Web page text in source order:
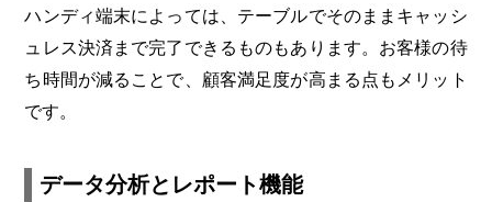
ハンディ端末によっては、テーブルでそのままキャッシ
ュレス決済まで完了できるものもあります。お客様の待
ち時間が減ることで、顧客満足度が高まる点もメリット
です。
データ分析とレポート機能